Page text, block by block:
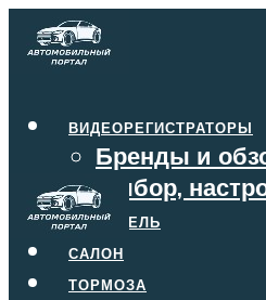
ВИДЕОРЕГИСТРАТОРЫ
Бренды и
Выбор,
ДВИГАТЕЛЬ
САЛОН
ТОРМОЗА